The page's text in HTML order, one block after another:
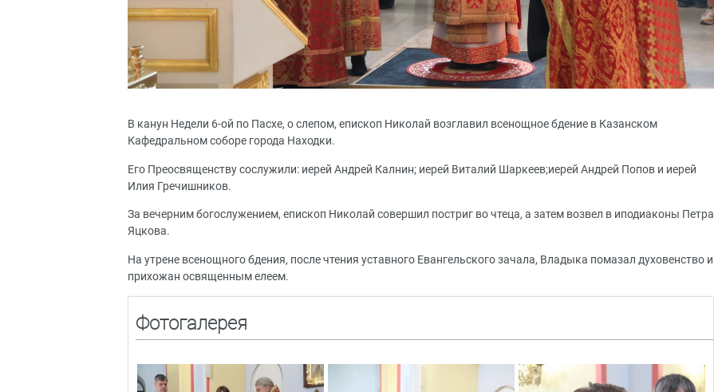
В канун Недели 6-ой по Пасхе, о слепом, епископ Николай возглавил всенощное бдение в Казанском
Кафедральном соборе города Находки.
Его Преосвященству сослужили: иерей Андрей Калнин; иерей Виталий Шаркеев;иерей Андрей Попов и иерей
Илия Гречишников.
За вечерним богослужением, епископ Николай совершил постриг во чтеца, а затем возвел в иподиаконы Петра
Яцкова.
На утрене всенощного бдения, после чтения уставного Евангельского зачала, Владыка помазал духовенство и
прихожан освященным елеем.
Фотогалерея